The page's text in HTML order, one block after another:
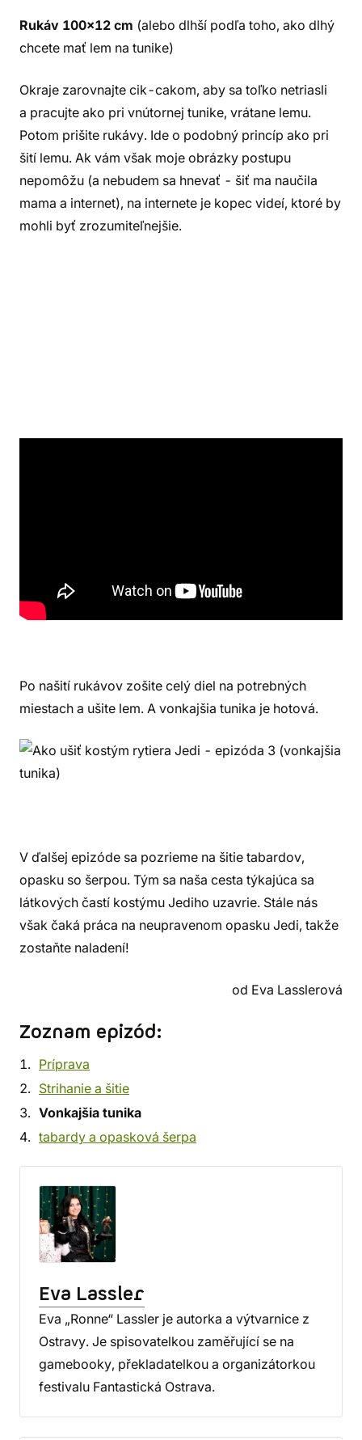
Rukáv 100x12 cm (alebo dlhší podľa toho, ako dlhý
chcete mať lem na tunike)
Okraje zarovnajte cik-cakom, aby sa toľko netriasli
a pracujte ako pri vnútornej tunike, vrátane lemu.
Potom prišite rukávy. Ide o podobný princíp ako pri
šití lemu. Ak vám však moje obrázky postupu
nepomôžu (a nebudem sa hnevať - šiť ma naučila
mama a internet), na internete je kopec videí, ktoré by
mohli byť zrozumiteľnejšie.
Po našití rukávov zošite celý diel na potrebných
miestach a ušite lem. A vonkajšia tunika je hotová.
V ďalšej epizóde sa pozrieme na šitie tabardov,
opasku so šerpou. Tým sa naša cesta týkajúca sa
látkových častí kostýmu Jediho uzavrie. Stále nás
však čaká práca na neupravenom opasku Jedi, takže
zostaňte naladení!
od Eva Lasslerová
Zoznam epizód:
Príprava
Strihanie a šitie
Vonkajšia tunika
tabardy a opasková šerpa
Eva Lassler
Eva „Ronne“ Lassler je autorka a výtvarnice z
Ostravy. Je spisovatelkou zaměřující se na
gamebooky, překladatelkou a organizátorkou
festivalu Fantastická Ostrava.